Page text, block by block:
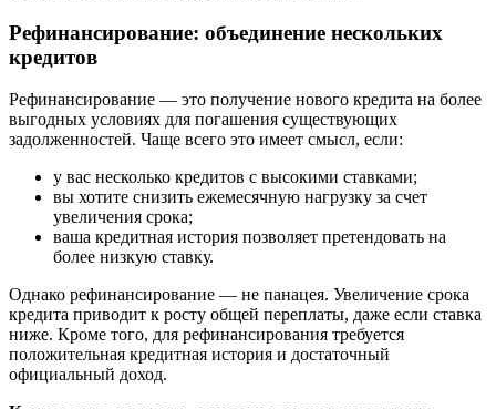
Рефинансирование: объединение нескольких
кредитов
Рефинансирование — это получение нового кредита на более
выгодных условиях для погашения существующих
задолженностей. Чаще всего это имеет смысл, если:
у вас несколько кредитов с высокими ставками;
вы хотите снизить ежемесячную нагрузку за счет
увеличения срока;
ваша кредитная история позволяет претендовать на
более низкую ставку.
Однако рефинансирование — не панацея. Увеличение срока
кредита приводит к росту общей переплаты, даже если ставка
ниже. Кроме того, для рефинансирования требуется
положительная кредитная история и достаточный
официальный доход.